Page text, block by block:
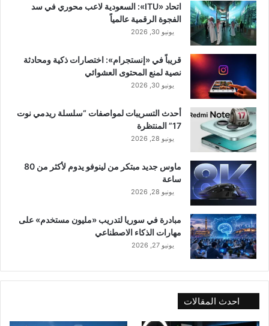
اتحاد «ITU»: السعودية لاعب محوري في سد
الفجوة الرقمية عالمياً
يونيو 30, 2026
قريباً في «إنستجرام»: اختصارات ذكية ومحادثة
نصية لمنع المحتوى العشوائي
يونيو 30, 2026
أحدث التسريبات لمواصفات “سلسلة ريدمي نوت
17” المنتظرة
يونيو 28, 2026
ماوس جديد مبتكر من لينوفو يدوم لأكثر من 80
ساعة
يونيو 28, 2026
مبادرة في سوريا لتدريب «مليون مستخدم» على
مهارات الذكاء الاصطناعي
يونيو 27, 2026
احدث المقالات